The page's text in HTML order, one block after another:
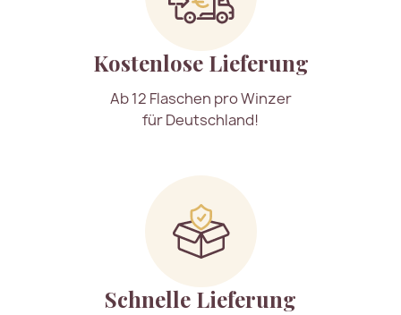
Kostenlose Lieferung
Ab 12 Flaschen pro Winzer
für Deutschland!
Schnelle Lieferung